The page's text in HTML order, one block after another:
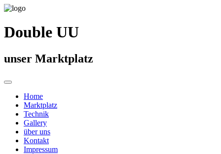
Double UU
unser Marktplatz
Home
Marktplatz
Technik
Gallery
über uns
Kontakt
Impressum